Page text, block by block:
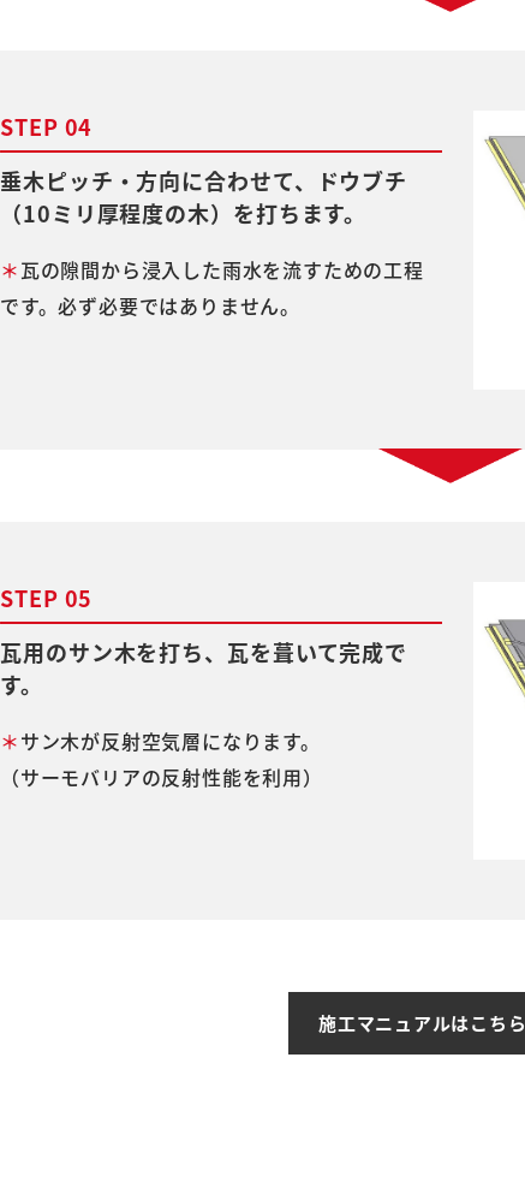
STEP 04
垂木ピッチ・方向に合わせて、ドウブチ
（10ミリ厚程度の木）を打ちます。
＊瓦の隙間から浸入した雨水を流すための工程
です。必ず必要ではありません。
STEP 05
瓦用のサン木を打ち、瓦を葺いて完成で
す。
＊サン木が反射空気層になります。
（サーモバリアの反射性能を利用）
施工マニュアルはこちら